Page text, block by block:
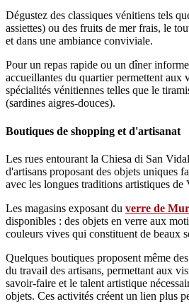
Dégustez des classiques vénitiens tels
assiettes) ou des fruits de mer frais, le
et dans une ambiance conviviale.
Pour un repas rapide ou un dîner
accueillantes du quartier permettent aux
spécialités vénitiennes telles que le
(sardines aigres-douces).
Boutiques de shopping et d'artisanat
Les rues entourant la Chiesa di San
d'artisans proposant des objets uniques
avec les longues traditions artistiques de
Les magasins exposant du verre de
disponibles : des objets en verre aux
couleurs vives qui constituent de beaux
Quelques boutiques proposent même
du travail des artisans, permettant aux
savoir-faire et le talent artistique
objets. Ces activités créent un lien plus